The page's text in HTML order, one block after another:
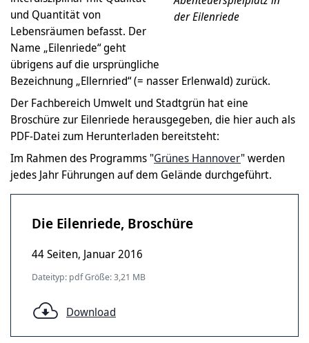
der Eilenriede
und Quantität von
Lebensräumen befasst. Der
Name „Eilenriede“ geht
übrigens auf die ursprüngliche
Bezeichnung „Ellernried“ (= nasser Erlenwald) zurück.
Der Fachbereich Umwelt und Stadtgrün hat eine
Broschüre zur Eilenriede herausgegeben, die hier auch als
PDF-Datei zum Herunterladen bereitsteht:
Im Rahmen des Programms "Grünes Hannover" werden
jedes Jahr Führungen auf dem Gelände durchgeführt.
Die Eilenriede, Broschüre
44 Seiten, Januar 2016
Dateityp: pdf Größe: 3,21 MB
Download